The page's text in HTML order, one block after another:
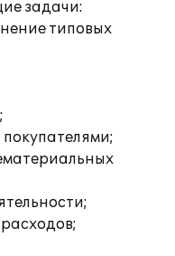
задачи:
типовых